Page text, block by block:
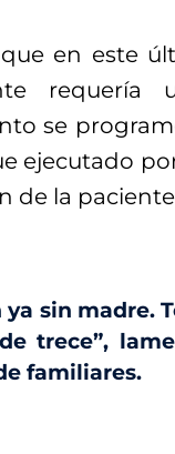
en este
requería
se
ejecutado
de la
sin madre.
trece”,
familiares.